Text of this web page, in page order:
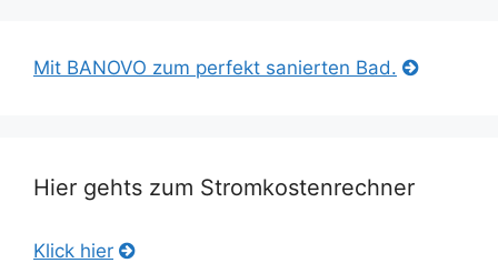
Mit BANOVO zum perfekt sanierten Bad.
Hier gehts zum Stromkostenrechner
Klick hier